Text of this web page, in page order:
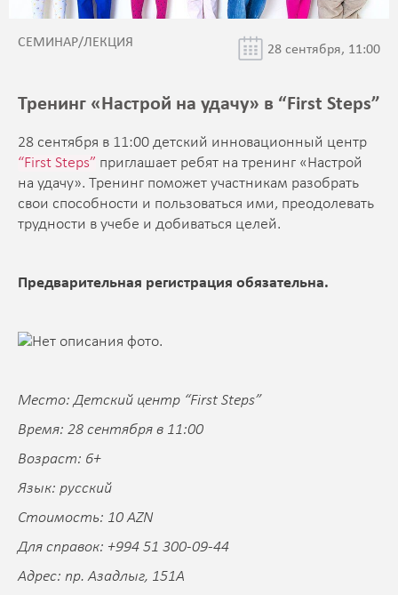
СЕМИНАР/ЛЕКЦИЯ 28 сентября, 11:00
Тренинг «Настрой на удачу» в “First Steps”
28 сентября в 11:00 детский инновационный центр
“First Steps” приглашает ребят на тренинг «Настрой
на удачу». Тренинг поможет участникам разобрать
свои способности и пользоваться ими, преодолевать
трудности в учебе и добиваться целей.
Предварительная регистрация обязательна.
Место: Детский центр “First Steps”
Время: 28 сентября в 11:00
Возраст: 6+
Язык: русский
Стоимость: 10 AZN
Для справок: +994 51 300-09-44
Адрес: пр. Азадлыг, 151A